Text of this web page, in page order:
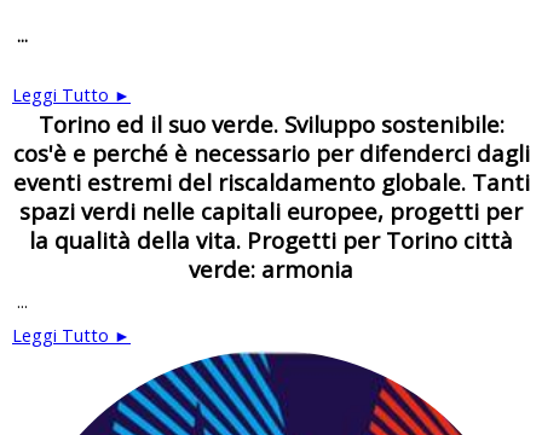
...
Leggi Tutto ►
Torino ed il suo verde. Sviluppo sostenibile:
cos'è e perché è necessario per difenderci dagli
eventi estremi del riscaldamento globale. Tanti
spazi verdi nelle capitali europee, progetti per
la qualità della vita. Progetti per Torino città
verde: armonia
...
Leggi Tutto ►